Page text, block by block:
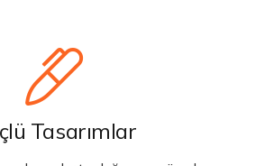
Tasarımlar